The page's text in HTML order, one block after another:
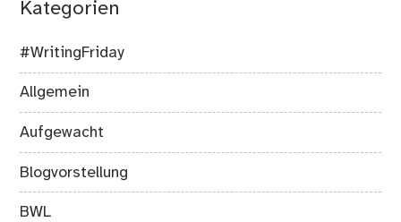
Kategorien
#WritingFriday
Allgemein
Aufgewacht
Blogvorstellung
BWL